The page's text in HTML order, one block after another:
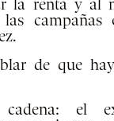
la renta y al
campañas
de que
el